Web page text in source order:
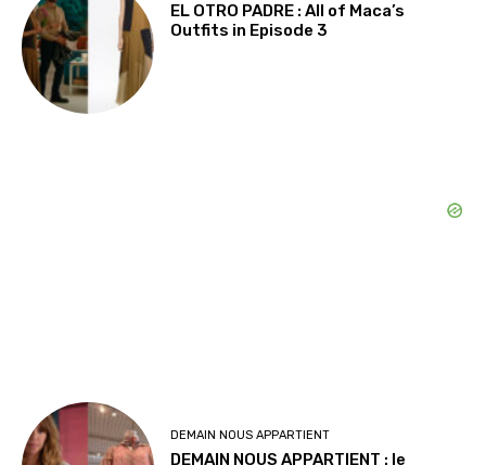
EL OTRO PADRE : All of Maca’s
Outfits in Episode 3
DEMAIN NOUS APPARTIENT
DEMAIN NOUS APPARTIENT : le